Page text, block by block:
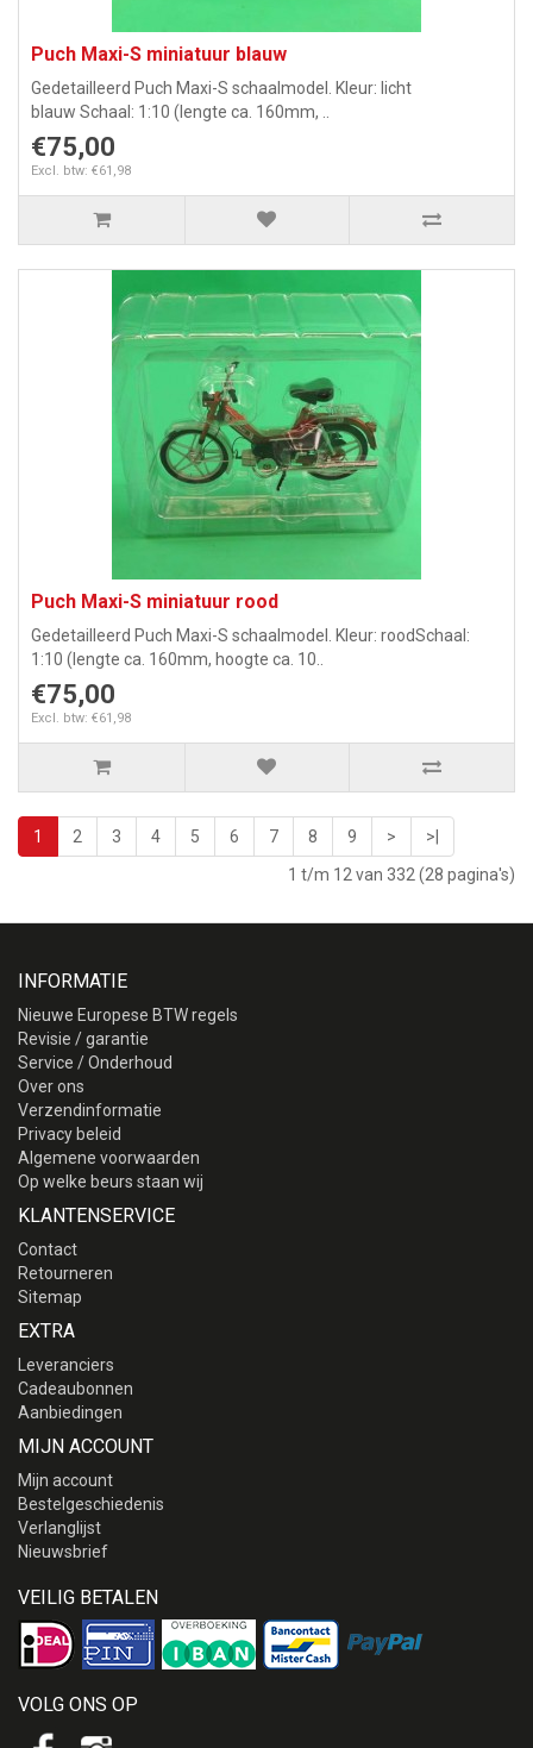
Puch Maxi-S miniatuur blauw
Gedetailleerd Puch Maxi-S schaalmodel. Kleur: licht
blauw Schaal: 1:10 (lengte ca. 160mm, ..
€75,00
Excl. btw: €61,98
Puch Maxi-S miniatuur rood
Gedetailleerd Puch Maxi-S schaalmodel. Kleur: roodSchaal:
1:10 (lengte ca. 160mm, hoogte ca. 10..
€75,00
Excl. btw: €61,98
1 2 3 4 5 6 7 8 9 >
>|
1 t/m 12 van 332 (28 pagina's)
INFORMATIE
Nieuwe Europese BTW regels
Revisie / garantie
Service / Onderhoud
Over ons
Verzendinformatie
Privacy beleid
Algemene voorwaarden
Op welke beurs staan wij
KLANTENSERVICE
Contact
Retourneren
Sitemap
EXTRA
Leveranciers
Cadeaubonnen
Aanbiedingen
MIJN ACCOUNT
Mijn account
Bestelgeschiedenis
Verlanglijst
Nieuwsbrief
VEILIG BETALEN
VOLG ONS OP